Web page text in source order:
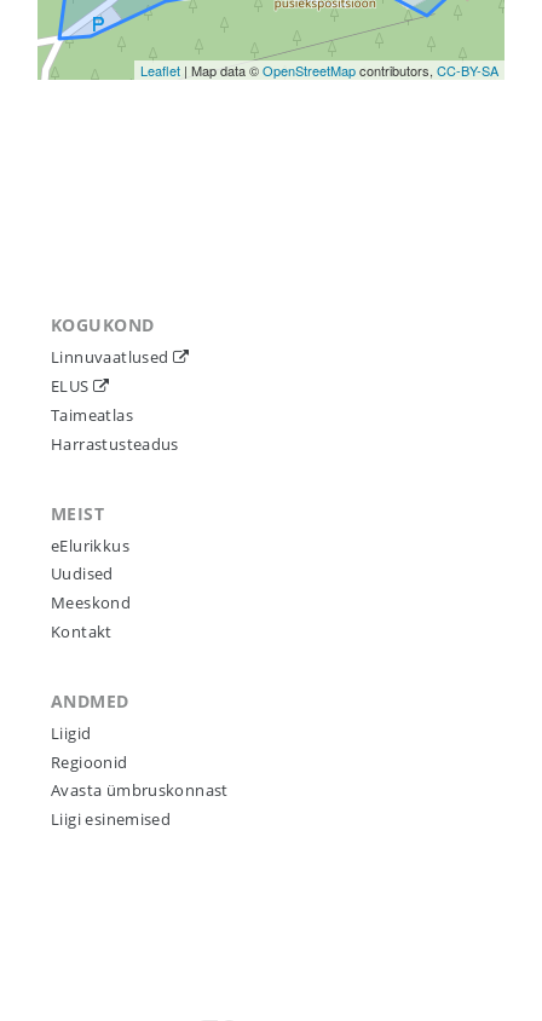
Leaflet| Map data ©OpenStreetMapcontributors, CC-BY-SA
KOGUKOND
Linnuvaatlused
ELUS
Taimeatlas
Harrastusteadus
MEIST
eElurikkus
Uudised
Meeskond
Kontakt
ANDMED
Liigid
Regioonid
Avasta ümbruskonnast
Liigi esinemised